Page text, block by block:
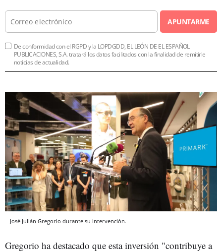
APUNTARME
De conformidad con el RGPD y la LOPDGDD, EL LEÓN DE EL ESPAÑOL
PUBLICACIONES, S.A. tratará los datos facilitados con la finalidad de remitirle
noticias de actualidad.
José Julián Gregorio durante su intervención.
Gregorio ha destacado que esta inversión "contribuye a